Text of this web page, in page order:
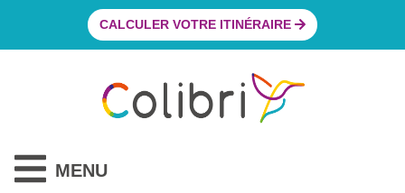
CALCULER VOTRE ITINÉRAIRE
MENU